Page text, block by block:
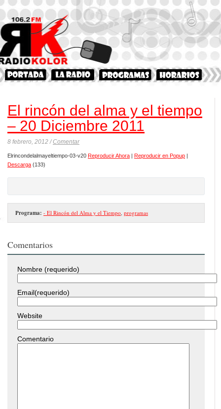
El rincón del alma y el tiempo
– 20 Diciembre 2011
8 febrero, 2012 /Comentar
Elrincondelalmayeltiempo-03-v20 Reproducir Ahora | Reproducir en Popup |
Descarga (133)
Programa: - El Rincón del Alma y el Tiempo, programas
Comentarios
Nombre (requerido)
Email(requerido)
Website
Comentario